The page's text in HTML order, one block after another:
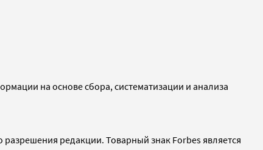
на основе сбора, систематизации и анализа
редакции. Товарный знак Forbes является